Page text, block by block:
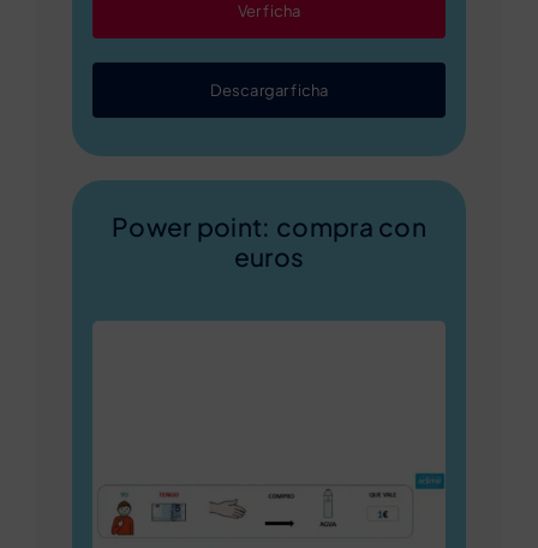
Ver ficha
Descargar ficha
Power point: compra con
euros